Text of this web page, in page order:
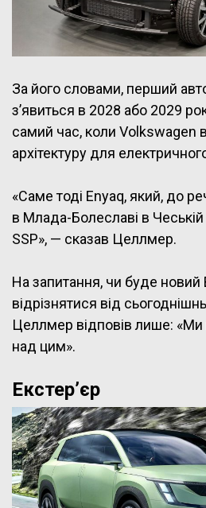
За його словами, перший
з’явиться в 2028 або 2029
самий час, коли Volkswagen
архітектуру для
«Саме тоді Enyaq, який, до
в Млада-Болеславі в Чеській
SSP», — сказав Целлмер.
На запитання, чи буде новий
відрізнятися від
Целлмер відповів лише:
над цим».
Екстер’єр